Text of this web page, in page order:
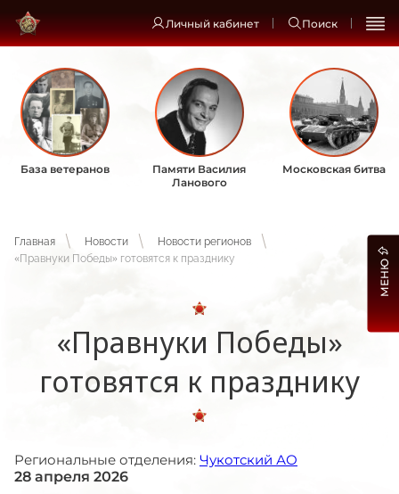
Личный кабинет Поиск
База ветеранов
Памяти Василия
Ланового
Московская битва
Главная Новости
Новости регионов
«Правнуки Победы» готовятся к празднику
«Правнуки Победы»
готовятся к празднику
Региональные отделения: Чукотский АО
28 апреля 2026
МЕНЮ